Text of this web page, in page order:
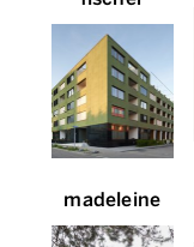
madeleine